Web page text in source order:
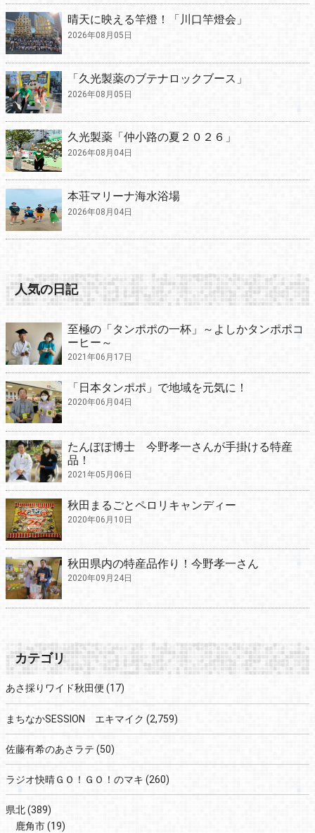
晴天に映える竿燈！「川口竿燈会」
2026年08月05日
「久光製薬のブテナロックブース」
2026年08月05日
久光製薬「仲小路の夏２０２６」
2026年08月04日
本荘マリーナ海水浴場
2026年08月04日
人気の日記
至極の「タンポポの一杯」～よしかタンポポコ
ーヒー～
2021年06月17日
「日本タンポポ」で地域を元気に！
2020年06月04日
たんぽぽ博士 今野孝一さんが手掛ける特産
品！
2021年05月06日
秋田まるごとペロリキャンディー
2020年06月10日
秋田県内の特産品作り！今野孝一さん
2020年09月24日
カテゴリ
あさ採りワイド秋田便 (17)
まちなかSESSION エキマイク (2,759)
佐藤有希のあさラテ (50)
ラジオ快晴ＧＯ！ＧＯ！のマキ (260)
県北(389)
鹿角市(19)